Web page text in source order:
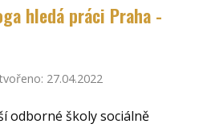
hledá práci Praha -
27.04.2022
odborné školy sociálně